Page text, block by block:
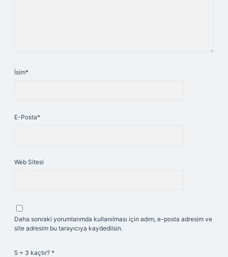
İsim*
E-Posta*
Web Sitesi
Daha sonraki yorumlarımda kullanılması için adım, e-posta adresim ve
site adresim bu tarayıcıya kaydedilsin.
5 + 3 kaçtır? *